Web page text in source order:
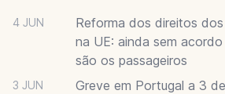
4 JUN
Reforma dos direitos
na UE: ainda sem
são os passageiros
3 JUN
Greve em Portugal a 3